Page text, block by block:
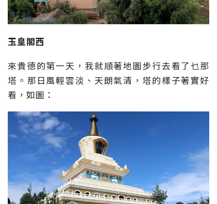
玉皇閣西
來貴德的第一天，我就順著地圖步行去看了乜那
塔。那日風輕雲淡、天朗氣清，塔的樣子著實好
看，如圖：